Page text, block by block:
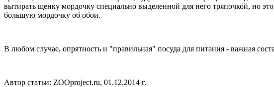
вытирать щенку мордочку специально выделенной для него тряпочкой, но
большую мордочку об обои.
В любом случае, опрятность и "правильная" посуда для питания - важная
Автор статьи: ZOOproject.ru, 01.12.2014 г.